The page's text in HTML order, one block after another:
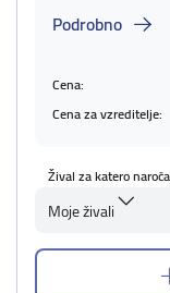
Podrobno
Cena:
Cena za vzreditelje:
Žival za katero
Moje živali